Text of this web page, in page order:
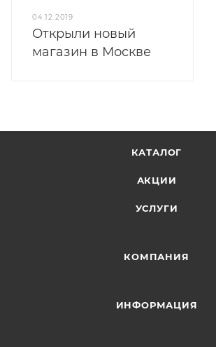
04.12.2019
Открыли новый
магазин в Москве
КАТАЛОГ
АКЦИИ
УСЛУГИ
КОМПАНИЯ
ИНФОРМАЦИЯ